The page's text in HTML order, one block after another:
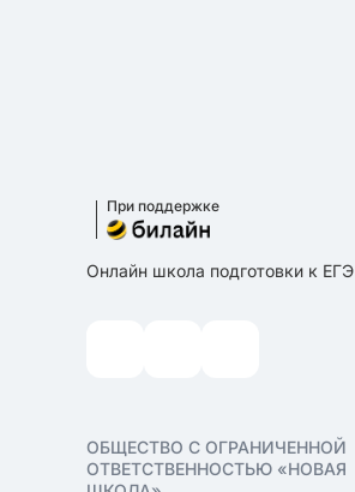
При поддержке
Онлайн школа подготовки к ЕГЭ
ОБЩЕСТВО С ОГРАНИЧЕННОЙ
ОТВЕТСТВЕННОСТЬЮ «НОВАЯ